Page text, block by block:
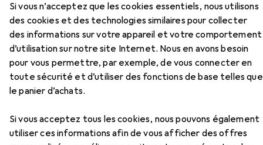
Si vous n’acceptez que les cookies essentiels, nous utilisons
des cookies et des technologies similaires pour collecter
des informations sur votre appareil et votre comportement
d’utilisation sur notre site Internet. Nous en avons besoin
pour vous permettre, par exemple, de vous connecter en
toute sécurité et d’utiliser des fonctions de base telles que
le panier d’achats.
Si vous acceptez tous les cookies, nous pouvons également
utiliser ces informations afin de vous afficher des offres
Rotring 600
0.50 mm, HB
Accessoires pour Rotring 600
Ici, vous trouverez des accessoires compatibles avec le
produit Rotring 600 des catégories Mines de crayon,
Gomme + correcteur et Taille-crayons.